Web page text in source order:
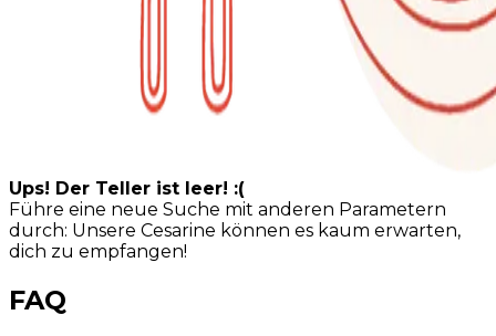
Ups! Der Teller ist leer! :(
Führe eine neue Suche mit anderen Parametern
durch: Unsere Cesarine können es kaum erwarten,
dich zu empfangen!
FAQ